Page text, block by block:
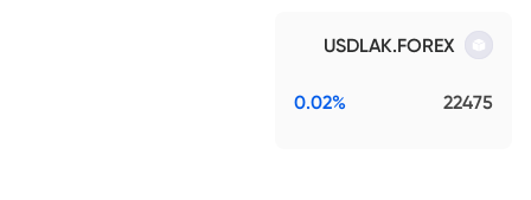
USDLAK.FOREX
22475
0.02%